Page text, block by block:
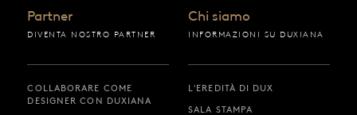
Partner
DIVENTA NOSTRO PARTNER
COLLABORARE COME
DESIGNER CON DUXIANA
Chi siamo
INFORMAZIONI SU DUXIANA
L'EREDITÀ DI DUX
SALA STAMPA